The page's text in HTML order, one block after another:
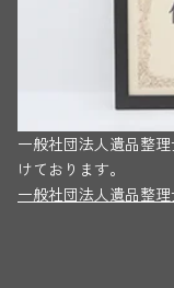
一般社団法人遺品整
けております。
一般社団法人遺品整